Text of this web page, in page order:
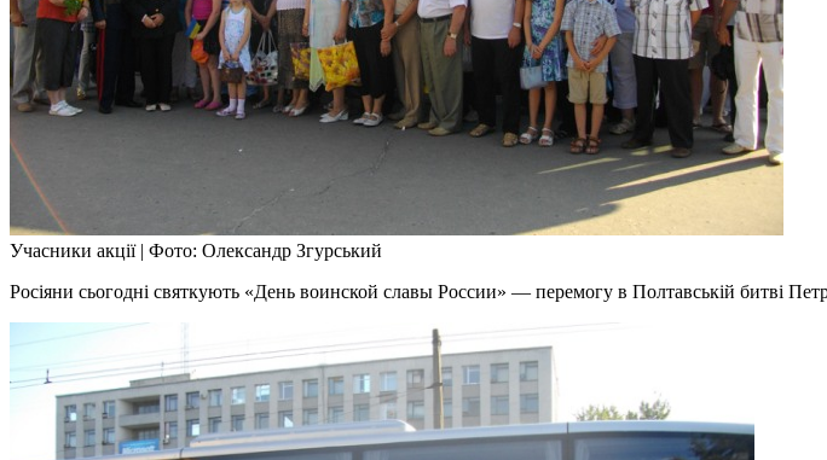
Учасники акції| Фото: Олександр Згурський
Росіяни сьогодні святкують «День воинской славы России» — перемогу в Полтавській битві